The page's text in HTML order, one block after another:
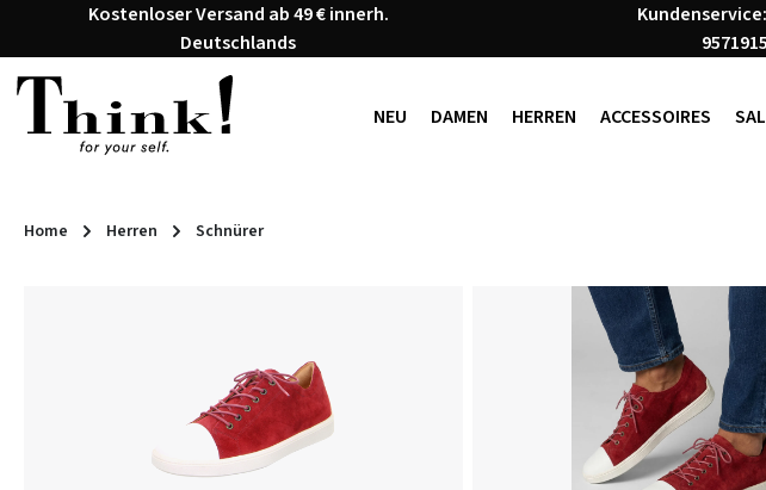
Hauptinhalt springen
Zur Suche springen
Zur Hauptnavigation springen
Kostenloser Versand ab 49 € innerh.
Deutschlands
NEU DAMEN HERREN ACCESSOIRES
Home Herren Schnürer